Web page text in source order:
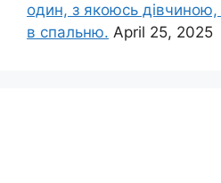
один, з якоюсь
в спальню. April 25, 2025